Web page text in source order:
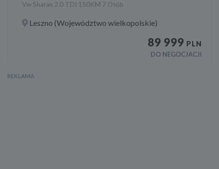
Vw Sharan 2.0 TDI 150KM 7 Osób
Leszno (Województwo wielkopolskie)
89 999 PLN
DO NEGOCJACJI